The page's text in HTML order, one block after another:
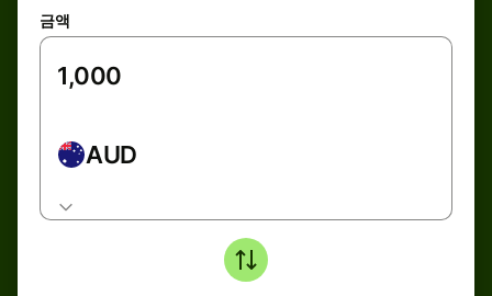
금액
AUD